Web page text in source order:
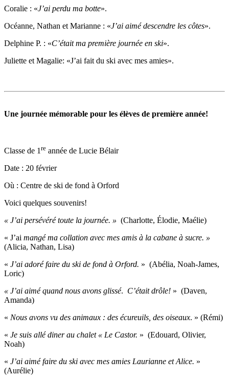
Coralie : «J’ai perdu ma botte».
Océanne, Nathan et Marianne : «J’ai aimé descendre les côtes».
Delphine P. : «C’était ma première journée en ski».
Juliette et Magalie: «J’ai fait du ski avec mes amies».
Une journée mémorable pour les élèves de première année!
Classe de 1 re année de Lucie Bélair
Date : 20 février
Où : Centre de ski de fond à Orford
Voici quelques souvenirs!
« J’ai persévéré toute la journée. » (Charlotte, Élodie, Maélie)
« J’ai mangé ma collation avec mes amis à la cabane à sucre. »
(Alicia, Nathan, Lisa)
« J’ai adoré faire du ski de fond à Orford. » (Abélia, Noah-James,
Loric)
« J’ai aimé quand nous avons glissé. C’était drôle! » (Daven,
Amanda)
« Nous avons vu des animaux : des écureuils, des oiseaux. » (Rémi)
« Je suis allé diner au chalet « Le Castor. » (Edouard, Olivier,
Noah)
« J’ai aimé faire du ski avec mes amies Laurianne et Alice. »
(Aurélie)